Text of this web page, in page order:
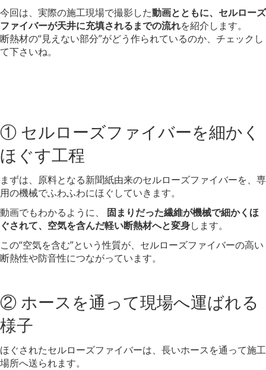
今回は、実際の施工現場で撮影した動画とともに、セルローズ
ファイバーが天井に充填されるまでの流れを紹介します。
断熱材の“見えない部分”がどう作られているのか、チェックし
て下さいね。
① セルローズファイバーを細かく
ほぐす工程
まずは、原料となる新聞紙由来のセルローズファイバーを、専
用の機械でふわふわにほぐしていきます。
動画でもわかるように、 固まりだった繊維が機械で細かくほ
ぐされて、空気を含んだ軽い断熱材へと変身します。
この“空気を含む”という性質が、セルローズファイバーの高い
断熱性や防音性につながっています。
② ホースを通って現場へ運ばれる
様子
ほぐされたセルローズファイバーは、長いホースを通って施工
場所へ送られます。